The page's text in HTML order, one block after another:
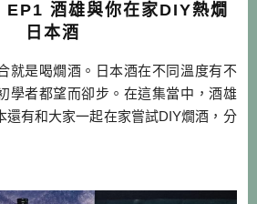
酒雄與你在家DIY熱燗
日本酒
就是喝燗酒。日本酒在不同溫度有不
學者都望而卻步。在這集當中，酒雄
還有和大家一起在家嘗試DIY燗酒，分
你在家DIY熱燗日本酒 警語: 未成年請